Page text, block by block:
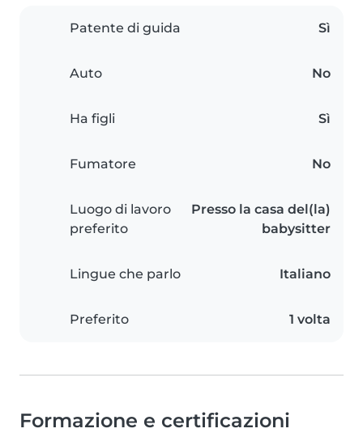
Patente di guida Sì
Auto No
Ha figli Sì
Fumatore No
Luogo di lavoro
preferito
Presso la casa del(la)
babysitter
Lingue che parlo Italiano
Preferito 1 volta
Formazione e certificazioni